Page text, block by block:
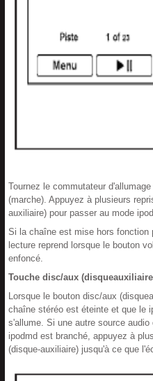
Tournez le commutateur
(marche). Appuyez à plusieurs
auxiliaire) pour passer au mode
Si la chaîne est mise hors fonction
lecture reprend lorsque le bouton
enfoncé.
Touche disc/aux
Lorsque le bouton disc/aux
chaîne stéréo est éteinte et que le
s'allume. Si une autre source
ipodmd est branché, appuyez à
(disque-auxiliaire) jusqu'à ce que